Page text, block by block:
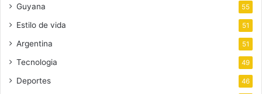
Guyana 55
Estilo de vida 51
Argentina 51
Tecnologia 49
Deportes 46